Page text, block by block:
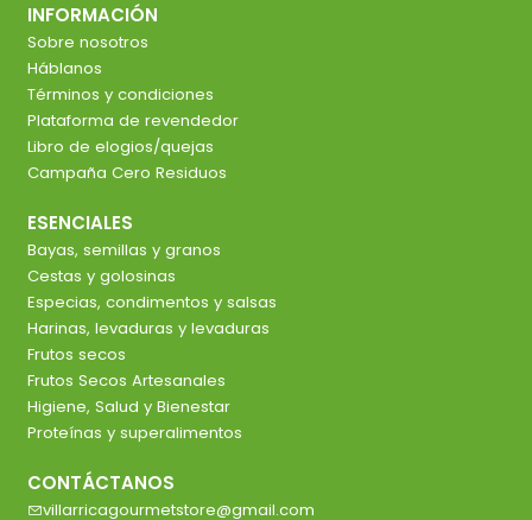
INFORMACIÓN
Sobre nosotros
Háblanos
Términos y condiciones
Plataforma de revendedor
Libro de elogios/quejas
Campaña Cero Residuos
ESENCIALES
Bayas, semillas y granos
Cestas y golosinas
Especias, condimentos y salsas
Harinas, levaduras y levaduras
Frutos secos
Frutos Secos Artesanales
Higiene, Salud y Bienestar
Proteínas y superalimentos
CONTÁCTANOS
villarricagourmetstore@gmail.com